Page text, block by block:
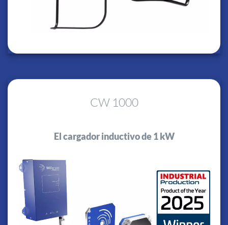
CW 1000
El cargador inductivo de 1 kW